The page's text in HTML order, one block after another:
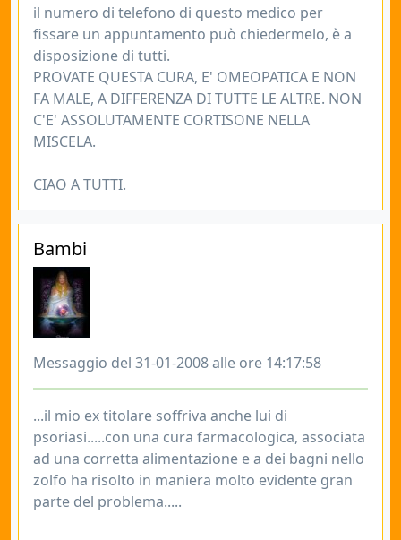
il numero di telefono di questo medico per
fissare un appuntamento può chiedermelo, è a
disposizione di tutti.
PROVATE QUESTA CURA, E' OMEOPATICA E NON
FA MALE, A DIFFERENZA DI TUTTE LE ALTRE. NON
C'E' ASSOLUTAMENTE CORTISONE NELLA
MISCELA.
CIAO A TUTTI.
Bambi
Messaggio del 31-01-2008 alle ore 14:17:58
...il mio ex titolare soffriva anche lui di
psoriasi.....con una cura farmacologica, associata
ad una corretta alimentazione e a dei bagni nello
zolfo ha risolto in maniera molto evidente gran
parte del problema.....